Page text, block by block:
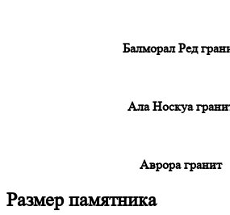
Балморал Ред
Ала Носкуа
Аврора гранит
Размер памятника